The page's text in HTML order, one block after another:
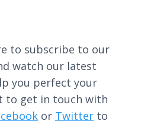
to subscribe to our
watch our latest
you perfect your
to get in touch with
or Twitter to